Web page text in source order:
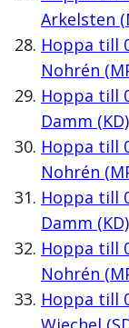
Arkelsten
Hoppa till
Nohrén
Hoppa till
Damm (KD)
Hoppa till
Nohrén
Hoppa till
Damm (KD)
Hoppa till
Nohrén
Hoppa till